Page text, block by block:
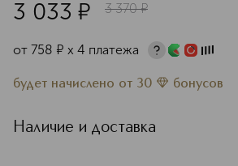
3 033 ¤ 3 370 ¤
от 758 ¤ х 4 платежа
будет начислено от 30 бонусов
Наличие и доставка